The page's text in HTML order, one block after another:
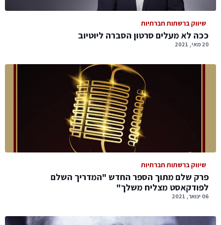
שיווק ברשתות חברתיות
ככה לא מעלים סרטון הסברה ליוטיוב
20 מאי, 2021
שיווק ברשתות חברתיות
פרק שלם מתוך הספר החדש "המדריך השלם
לפודקאסט מצליח משלך"
06 ינואר, 2021